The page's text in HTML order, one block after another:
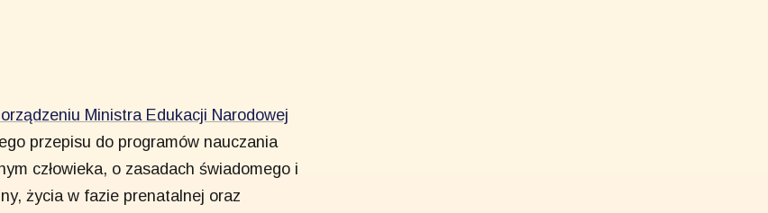
Ministra Edukacji Narodowej
przepisu do programów nauczania
człowieka, o zasadach świadomego i
życia w fazie prenatalnej oraz